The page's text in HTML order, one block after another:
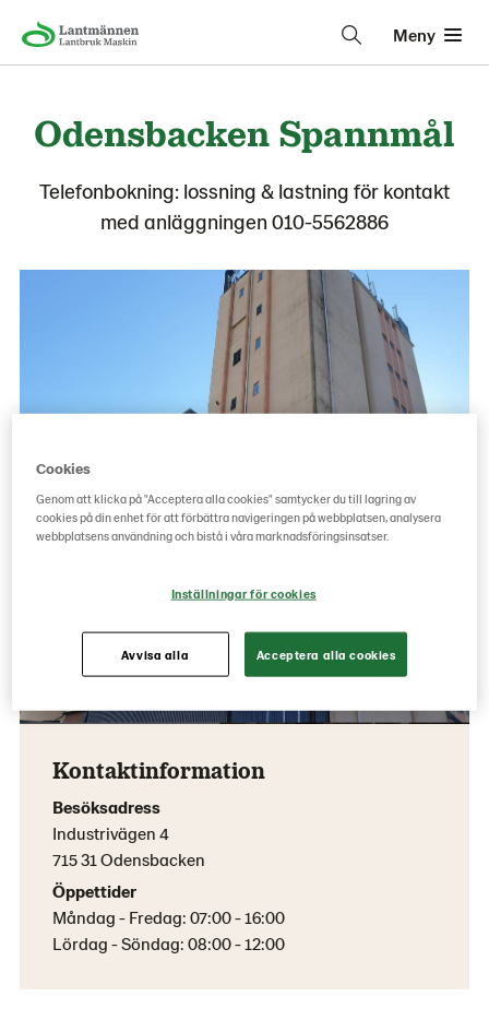
Meny
Odensbacken Spannmål
Telefonbokning: lossning & lastning för kontakt
med anläggningen 010-5562886
Kontaktinformation
Besöksadress
Industrivägen 4
715 31 Odensbacken
Öppettider
Måndag - Fredag: 07:00 - 16:00
Lördag - Söndag: 08:00 - 12:00
Cookies
Genom att klicka på "Acceptera alla cookies" samtycker du till lagring av
cookies på din enhet för att förbättra navigeringen på webbplatsen, analysera
webbplatsens användning och bistå i våra marknadsföringsinsatser.
Inställningar för cookies
Avvisa alla Acceptera alla cookies